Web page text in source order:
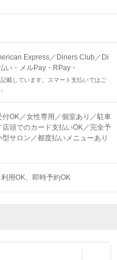
Express／Diners Club／Di
い・メルPay・RPay・
載しています。スマート支払いではご
OK／女性専用／個室あり／駐車
頭でのカード支払いOK／完全予
サロン／都度払いメニューあり
用OK 即時予約OK